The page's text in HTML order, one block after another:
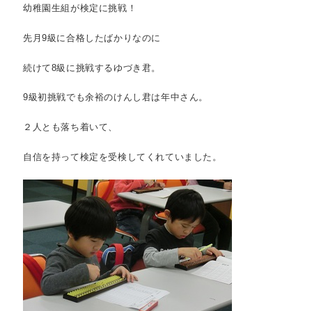
幼稚園生組が検定に挑戦！
先月9級に合格したばかりなのに
続けて8級に挑戦するゆづき君。
9級初挑戦でも余裕のけんし君は年中さん。
２人とも落ち着いて、
自信を持って検定を受検してくれていました。